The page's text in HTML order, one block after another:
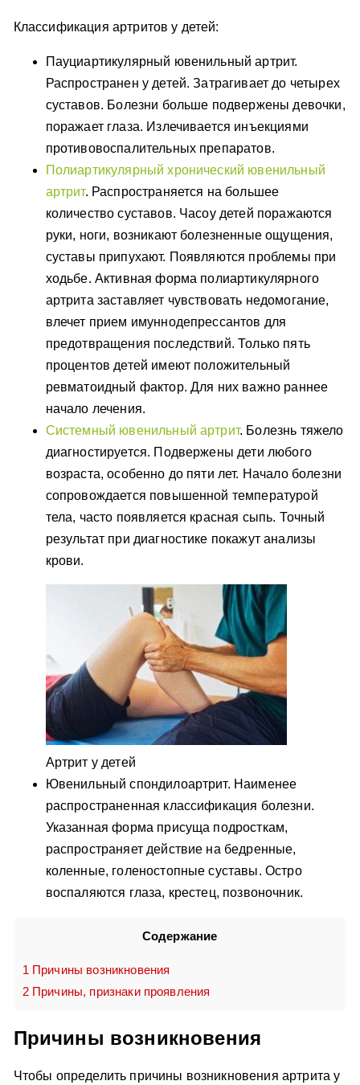
Классификация артритов у детей:
Пауциартикулярный ювенильный артрит.
Распространен у детей. Затрагивает до четырех
суставов. Болезни больше подвержены девочки,
поражает глаза. Излечивается инъекциями
противовоспалительных препаратов.
Полиартикулярный хронический ювенильный
артрит. Распространяется на большее
количество суставов. Часоу детей поражаются
руки, ноги, возникают болезненные ощущения,
суставы припухают. Появляются проблемы при
ходьбе. Активная форма полиартикулярного
артрита заставляет чувствовать недомогание,
влечет прием имуннодепрессантов для
предотвращения последствий. Только пять
процентов детей имеют положительный
ревматоидный фактор. Для них важно раннее
начало лечения.
Системный ювенильный артрит. Болезнь тяжело
диагностируется. Подвержены дети любого
возраста, особенно до пяти лет. Начало болезни
сопровождается повышенной температурой
тела, часто появляется красная сыпь. Точный
результат при диагностике покажут анализы
крови.
Артрит у детей
Ювенильный спондилоартрит. Наименее
распространенная классификация болезни.
Указанная форма присуща подросткам,
распространяет действие на бедренные,
коленные, голеностопные суставы. Остро
воспаляются глаза, крестец, позвоночник.
Содержание
1 Причины возникновения
2Причины, признаки проявления
Причины возникновения
Чтобы определить причины возникновения артрита у